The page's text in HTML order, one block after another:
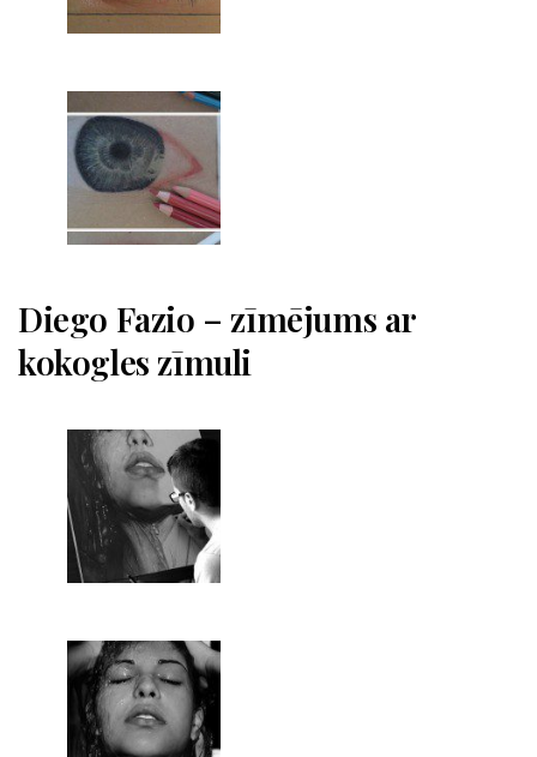
Diego Fazio – zīmējums ar
kokogles zīmuli